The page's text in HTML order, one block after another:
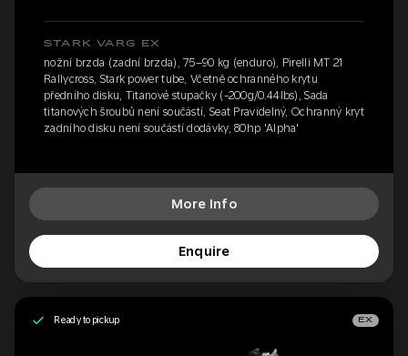
STARK VARG EX
nožní brzda (zadní brzda), 75–90 kg (enduro), Pirelli MT 21
Rallycross, Stark power tube, Včetně ochranného krytu
předního disku, Titanové stupačky (-200g/0.44lbs), Sada
titanových šroubů není součástí, Seat Pravidelný, Ochranný kryt
zadního disku není součástí dodávky, 80hp 'Alpha'
More Info
Enquire
Ready to pickup EX